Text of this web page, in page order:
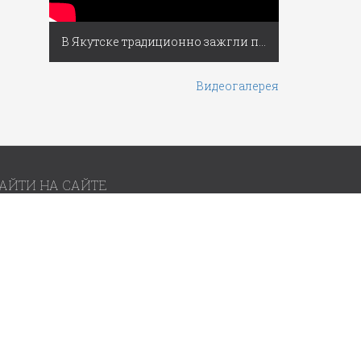
В Якутске традиционно зажгли первую новогоднюю ёлку России
Видеогалерея
НА САЙТЕ